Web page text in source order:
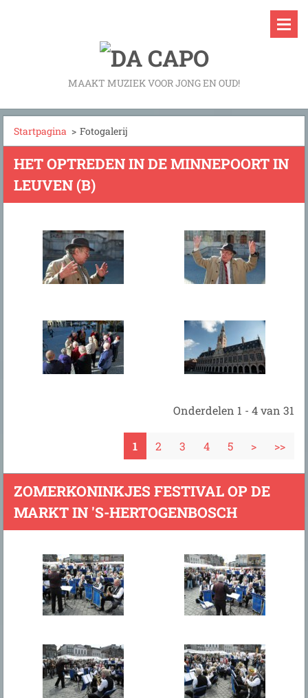
MAAKT MUZIEK VOOR JONG EN OUD!
Startpagina > Fotogalerij
HET OPTREDEN IN DE MINNEPOORT IN
LEUVEN (B)
Onderdelen 1 - 4 van 31
1 2 3 4 5 > >>
ZOMERKONINKJES FESTIVAL OP DE
MARKT IN 'S-HERTOGENBOSCH